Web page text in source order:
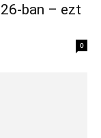
ban – ezt
0